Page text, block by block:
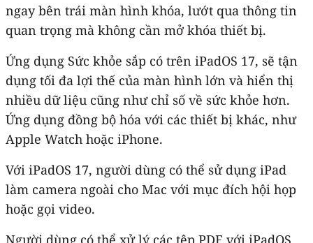
ngay bên trái màn hình khóa, lướt qua thông tin
quan trọng mà không cần mở khóa thiết bị.
Ứng dụng Sức khỏe sắp có trên iPadOS 17, sẽ tận
dụng tối đa lợi thế của màn hình lớn và hiển thị
nhiều dữ liệu cũng như chỉ số về sức khỏe hơn.
Ứng dụng đồng bộ hóa với các thiết bị khác, như
Apple Watch hoặc iPhone.
Với iPadOS 17, người dùng có thể sử dụng iPad
làm camera ngoài cho Mac với mục đích hội họp
hoặc gọi video.
Người dùng có thể xử lý các tệp PDF với iPadOS